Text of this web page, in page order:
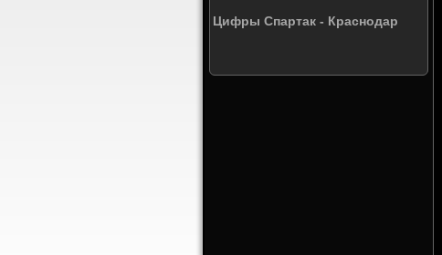
Цифры Спартак - Краснодар